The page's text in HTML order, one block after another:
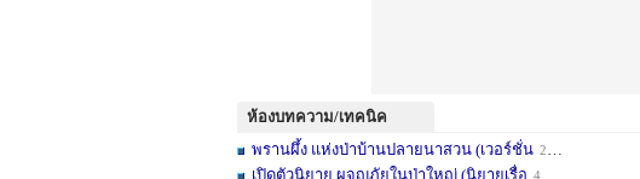
ห้องบทความ/เทคนิค
พรานผึ้ง แห่งป่าบ้านปลายนาสวน (เวอร์ชั่น 2 เดือน
เปิดตัวนิยาย ผจญภัยในป่าใหญ่ (นิยายเรื่อ 4 เดือน